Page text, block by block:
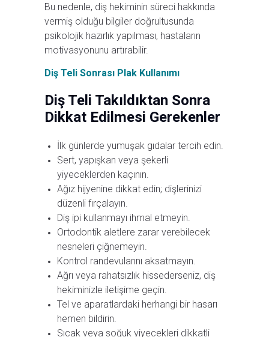
Bu nedenle, diş hekiminin süreci hakkında
vermiş olduğu bilgiler doğrultusunda
psikolojik hazırlık yapılması, hastaların
motivasyonunu artırabilir.
Diş Teli Sonrası Plak Kullanımı
Diş Teli Takıldıktan Sonra
Dikkat Edilmesi Gerekenler
İlk günlerde yumuşak gıdalar tercih edin.
Sert, yapışkan veya şekerli
yiyeceklerden kaçının.
Ağız hijyenine dikkat edin; dişlerinizi
düzenli fırçalayın.
Diş ipi kullanmayı ihmal etmeyin.
Ortodontik aletlere zarar verebilecek
nesneleri çiğnemeyin.
Kontrol randevularını aksatmayın.
Ağrı veya rahatsızlık hissederseniz, diş
hekiminizle iletişime geçin.
Tel ve aparatlardaki herhangi bir hasarı
hemen bildirin.
Sıcak veya soğuk yiyecekleri dikkatli